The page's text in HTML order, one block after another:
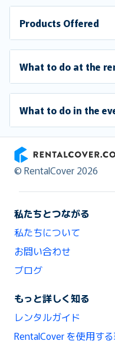
Products Offered
What to do at the
What to do in the
RentalCover
© RentalCover 2026
私たちとつながる
私たちについて
お問い合わせ
ブログ
もっと詳しく知る
レンタルガイド
RentalCover を使用す